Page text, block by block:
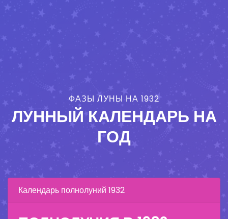
ФАЗЫ ЛУНЫ НА 1932
ЛУННЫЙ КАЛЕНДАРЬ НА
ГОД
Календарь полнолуний 1932